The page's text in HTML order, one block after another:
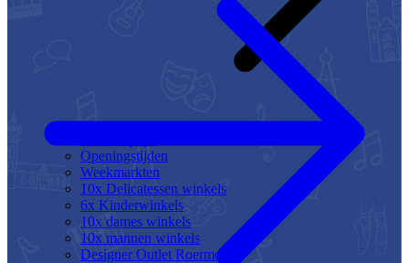
Openingstijden
Weekmarkten
10x Delicatessen winkels
6x Kinderwinkels
10x dames winkels
10x mannen winkels
Designer Outlet Roermond